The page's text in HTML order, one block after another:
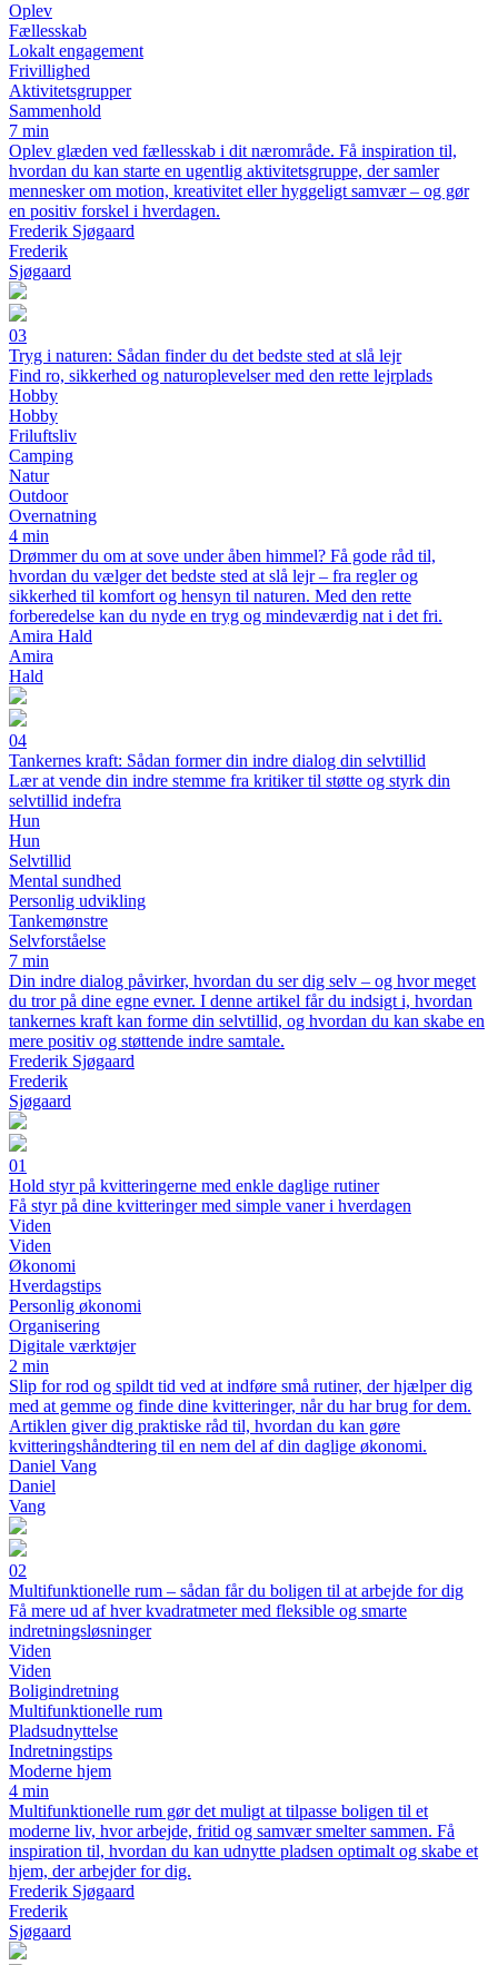
Oplev
Fællesskab
Lokalt engagement
Frivillighed
Aktivitetsgrupper
Sammenhold
7 min
Oplev glæden ved fællesskab i dit nærområde. Få inspiration til,
hvordan du kan starte en ugentlig aktivitetsgruppe, der samler
mennesker om motion, kreativitet eller hyggeligt samvær – og gør
en positiv forskel i hverdagen.
Frederik Sjøgaard
Frederik
Sjøgaard
03
Tryg i naturen: Sådan finder du det bedste sted at slå lejr
Find ro, sikkerhed og naturoplevelser med den rette lejrplads
Hobby
Hobby
Friluftsliv
Camping
Natur
Outdoor
Overnatning
4 min
Drømmer du om at sove under åben himmel? Få gode råd til,
hvordan du vælger det bedste sted at slå lejr – fra regler og
sikkerhed til komfort og hensyn til naturen. Med den rette
forberedelse kan du nyde en tryg og mindeværdig nat i det fri.
Amira Hald
Amira
Hald
04
Tankernes kraft: Sådan former din indre dialog din selvtillid
Lær at vende din indre stemme fra kritiker til støtte og styrk din
selvtillid indefra
Hun
Hun
Selvtillid
Mental sundhed
Personlig udvikling
Tankemønstre
Selvforståelse
7 min
Din indre dialog påvirker, hvordan du ser dig selv – og hvor meget
du tror på dine egne evner. I denne artikel får du indsigt i, hvordan
tankernes kraft kan forme din selvtillid, og hvordan du kan skabe en
mere positiv og støttende indre samtale.
Frederik Sjøgaard
Frederik
Sjøgaard
01
Hold styr på kvitteringerne med enkle daglige rutiner
Få styr på dine kvitteringer med simple vaner i hverdagen
Viden
Viden
Økonomi
Hverdagstips
Personlig økonomi
Organisering
Digitale værktøjer
2 min
Slip for rod og spildt tid ved at indføre små rutiner, der hjælper dig
med at gemme og finde dine kvitteringer, når du har brug for dem.
Artiklen giver dig praktiske råd til, hvordan du kan gøre
kvitteringshåndtering til en nem del af din daglige økonomi.
Daniel Vang
Daniel
Vang
02
Multifunktionelle rum – sådan får du boligen til at arbejde for dig
Få mere ud af hver kvadratmeter med fleksible og smarte
indretningsløsninger
Viden
Viden
Boligindretning
Multifunktionelle rum
Pladsudnyttelse
Indretningstips
Moderne hjem
4 min
Multifunktionelle rum gør det muligt at tilpasse boligen til et
moderne liv, hvor arbejde, fritid og samvær smelter sammen. Få
inspiration til, hvordan du kan udnytte pladsen optimalt og skabe et
hjem, der arbejder for dig.
Frederik Sjøgaard
Frederik
Sjøgaard